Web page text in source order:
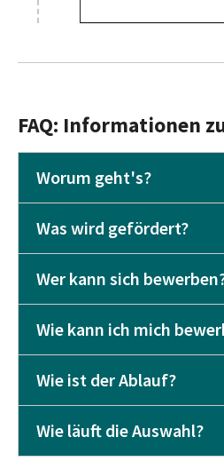
FAQ: Informationen
Worum geht's?
Was wird gefördert?
Wer kann sich
Wie kann ich mich
Wie ist der Ablauf?
Wie läuft die Auswahl?